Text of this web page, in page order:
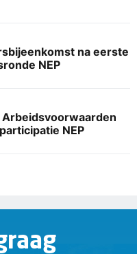
na eerste
NEP
NEP